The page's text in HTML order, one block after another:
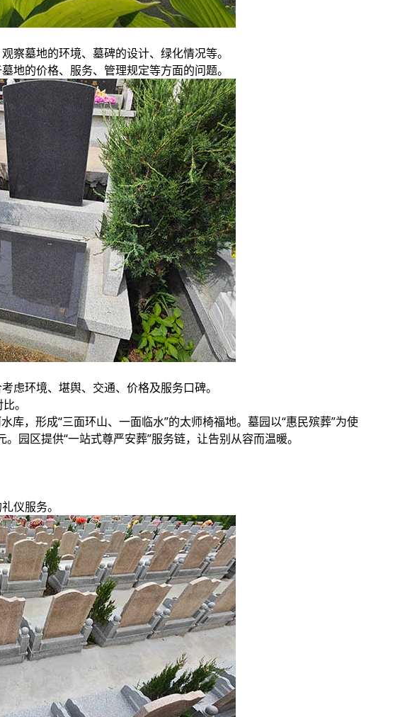
察墓地的环境、墓碑的设计、绿化情况等。
地的价格、服务、管理规定等方面的问题。
虑环境、堪舆、交通、价格及服务口碑。
。
，形成“三面环山、一面临水”的太师椅福地。墓园以“惠民殡葬”为使
园区提供“一站式尊严安葬”服务链，让告别从容而温暖。
仪服务。